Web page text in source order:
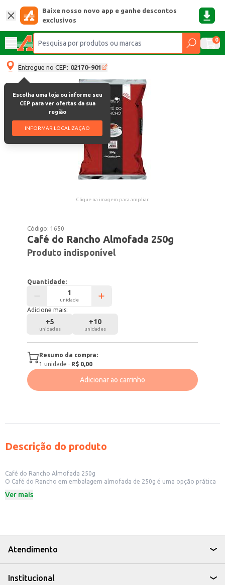
Baixe nosso novo app e ganhe descontos
exclusivos
0
Entregue no CEP: 02170-901
Escolha uma loja ou informe seu
CEP para ver ofertas da sua
região
INFORMAR LOCALIZAÇÃO
Clique na imagem para ampliar.
Código: 1650
Café do Rancho Almofada 250g
Produto indisponível
Quantidade:
unidade
Adicione mais:
+5
unidades
+10
unidades
Resumo da compra:
1 unidade · R$ 0,00
Adicionar ao carrinho
Descrição do produto
Café do Rancho Almofada 250g
O Café do Rancho em embalagem almofada de 250g é uma opção prática
formato da embalagem facilita o armazenamento e a utilização diária.
Utilize em cafeterias e lanchonetes para oferecer um café de qualidade aos
seus clientes.
Ideal para presentear amigos e familiares que apreciam café.
Ver mais
Atendimento
Institucional